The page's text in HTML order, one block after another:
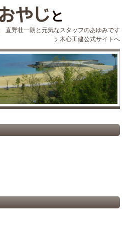
野壮一朗と元気なスタッフのあゆみです
> 木心工建公式サイトへ